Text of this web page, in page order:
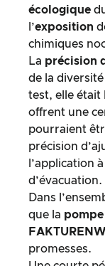
écologique
l’exposition
chimiques
La précision
de la
test, elle était
offrent une
pourraient
précision
l’application
d’évacuation.
Dans
que la
promesses.